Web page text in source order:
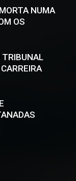
NUMA
OS
TRIBUNAL